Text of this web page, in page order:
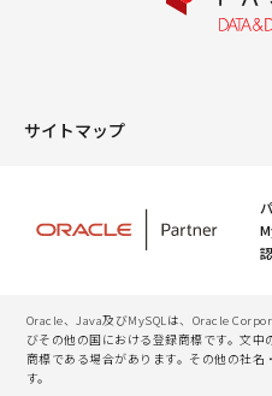
サイトマップ
Oracle、Java及びMySQLは、Oracle
びその他の国における登録商標です。文
商標である場合があります。その他の社
す。